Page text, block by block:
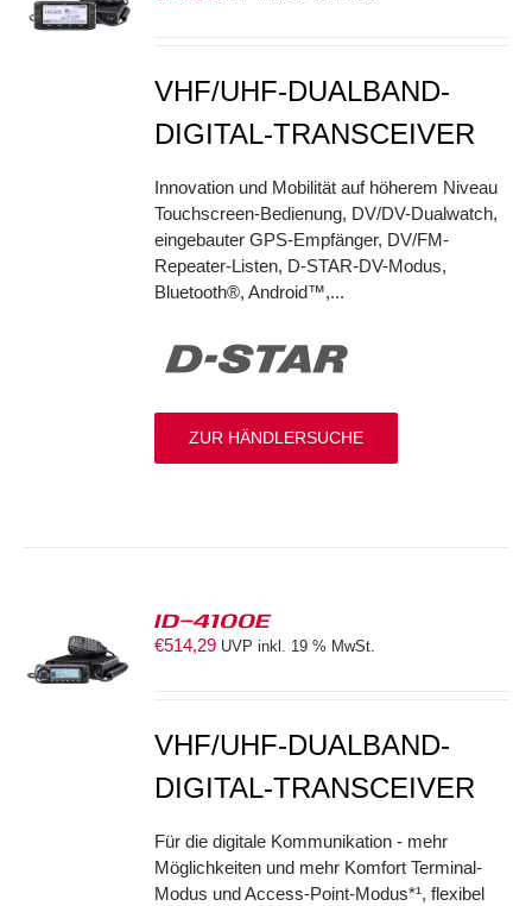
VHF/UHF-DUALBAND-
DIGITAL-TRANSCEIVER
Innovation und Mobilität auf höherem Niveau
Touchscreen-Bedienung, DV/DV-Dualwatch,
eingebauter GPS-Empfänger, DV/FM-
Repeater-Listen, D-STAR-DV-Modus,
Bluetooth®, Android™,...
ZUR HÄNDLERSUCHE
ID-4100E
€514,29 UVP inkl. 19 % MwSt.
VHF/UHF-DUALBAND-
DIGITAL-TRANSCEIVER
Für die digitale Kommunikation - mehr
Möglichkeiten und mehr Komfort Terminal-
Modus und Access-Point-Modus*¹, flexibel